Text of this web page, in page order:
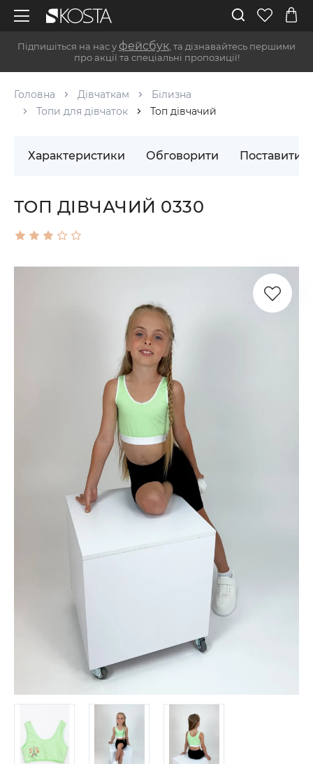
Підпишіться на нас у фейсбук , та дізнавайтесь першими
про акції та спеціальні пропозиції!
Головна Дівчаткам
Білизна
Топи для дівчаток
Топ дівчачий
Характеристики Обговорити Поставити
ТОП ДІВЧАЧИЙ 0330